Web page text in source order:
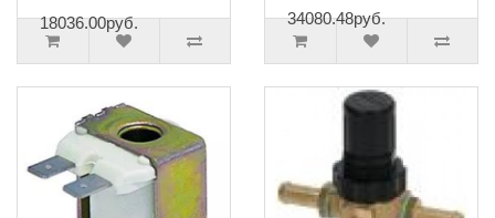
18036.00руб.
34080.48руб.